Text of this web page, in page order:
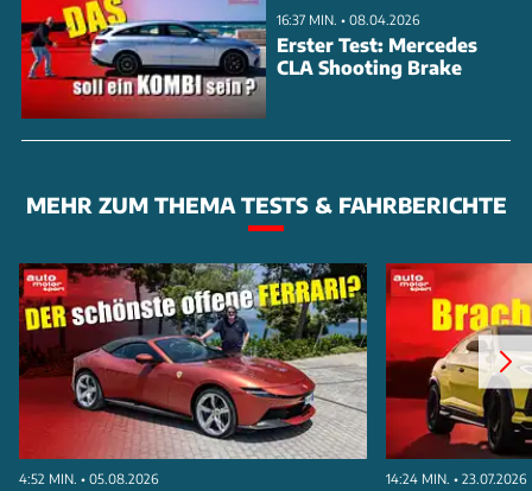
16:37 MIN. • 08.04.2026
Erster Test: Mercedes
CLA Shooting Brake
MEHR ZUM THEMA TESTS & FAHRBERICHTE
4:52 MIN. • 05.08.2026 14:24 MIN. • 23.07.2026